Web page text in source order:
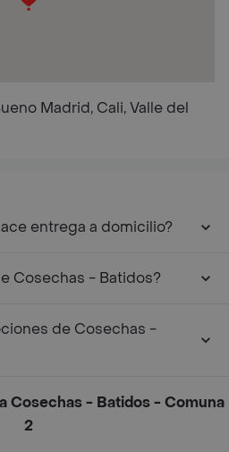
Madrid, Cali, Valle del
entrega a domicilio?
Cosechas - Batidos?
de Cosechas -
Cosechas - Batidos - Comuna
2